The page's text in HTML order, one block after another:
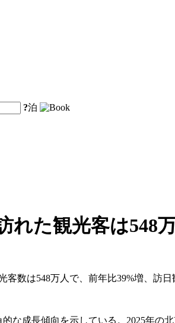
?泊
た観光客は548
数は548万人で、前年比39%増、訪日
成長傾向を示している。2025年の